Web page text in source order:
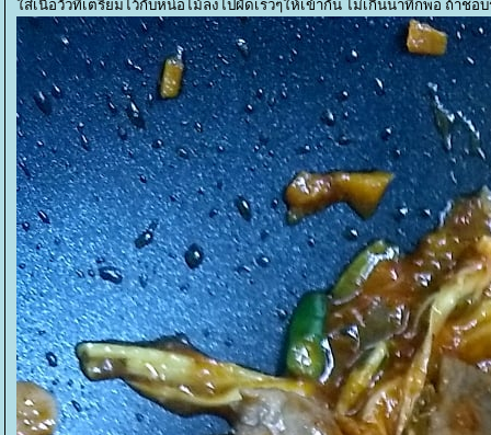
ส่เนื้อวัวที่เตรียมไว้กับหน่อไม้ลงไปผัดเร็วๆให้เข้ากัน ไม่เกินนาทีก็พอ ถ้า